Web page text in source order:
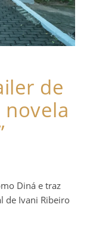
de
de Ivani Ribeiro